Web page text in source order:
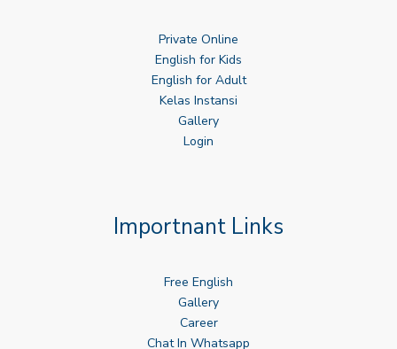
Private Online
English for Kids
English for Adult
Kelas Instansi
Gallery
Login
Importnant Links
Free English
Gallery
Career
Chat In Whatsapp